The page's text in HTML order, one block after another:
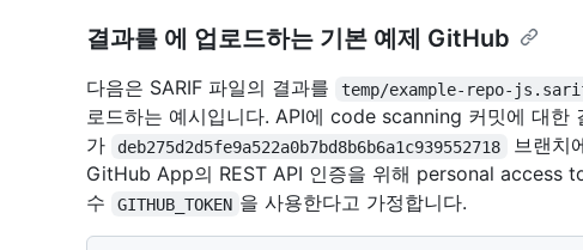
결과를 에 업로드하는 기본 예제 GitHub
다음은 SARIF 파일의 결과를 temp/example-repo-
로드하는 예시입니다. API에 code scanning 커밋에 대한
가
deb275d2d5fe9a522a0b7bd8b6b6a1c939552718
브랜치
GitHub App의 REST API 인증을 위해 personal access
수
GITHUB_TOKEN 을 사용한다고 가정합니다.